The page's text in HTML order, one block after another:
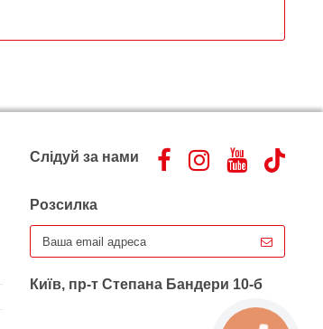
Слідуй за нами
Розсилка
Київ, пр-т Степана Бандери 10-б